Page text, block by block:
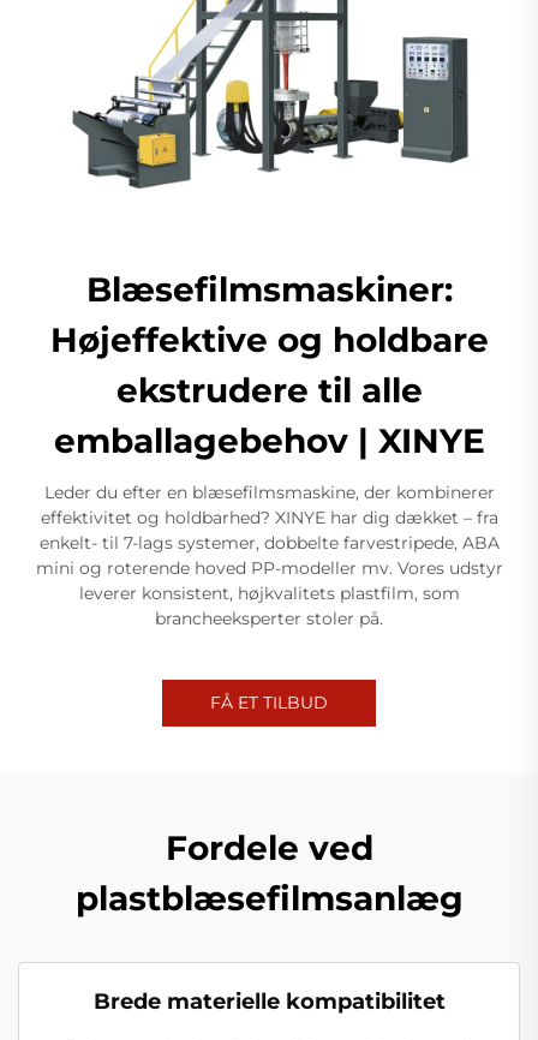
Blæsefilmsmaskiner:
Højeffektive og holdbare
ekstrudere til alle
emballagebehov | XINYE
Leder du efter en blæsefilmsmaskine, der kombinerer
effektivitet og holdbarhed? XINYE har dig dækket – fra
enkelt- til 7-lags systemer, dobbelte farvestripede, ABA
mini og roterende hoved PP-modeller mv. Vores udstyr
leverer konsistent, højkvalitets plastfilm, som
brancheeksperter stoler på.
FÅ ET TILBUD
Fordele ved
plastblæsefilmsanlæg
Brede materielle kompatibilitet